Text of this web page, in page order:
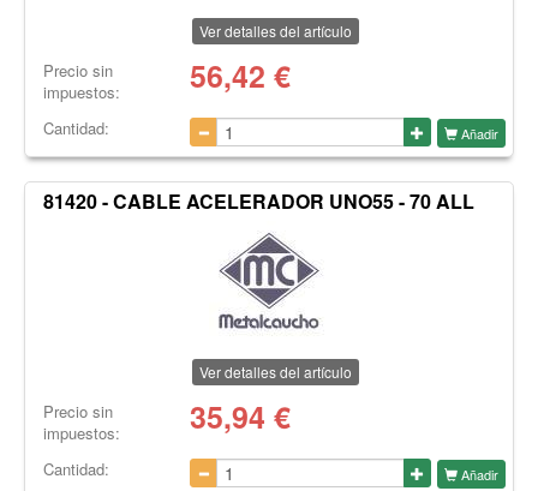
Ver detalles del artículo
Precio sin
impuestos:
56,42 €
Cantidad: Añadir
81420 - CABLE ACELERADOR UNO55 - 70 ALL
Ver detalles del artículo
Precio sin
impuestos:
35,94 €
Cantidad: Añadir